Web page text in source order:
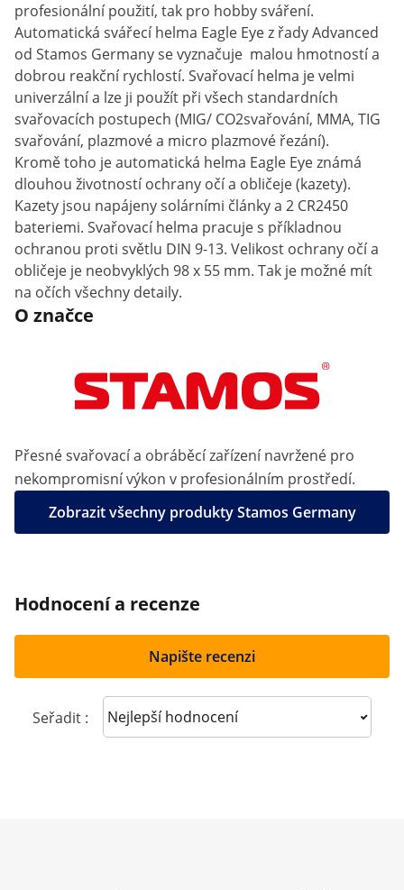
profesionální použití, tak pro hobby sváření.
Automatická svářecí helma Eagle Eye z řady Advanced
od Stamos Germany se vyznačuje malou hmotností a
dobrou reakční rychlostí. Svařovací helma je velmi
univerzální a lze ji použít při všech standardních
svařovacích postupech (MIG/ CO2svařování, MMA, TIG
svařování, plazmové a micro plazmové řezání).
Kromě toho je automatická helma Eagle Eye známá
dlouhou životností ochrany očí a obličeje (kazety).
Kazety jsou napájeny solárními články a 2 CR2450
bateriemi. Svařovací helma pracuje s příkladnou
ochranou proti světlu DIN 9-13. Velikost ochrany očí a
obličeje je neobvyklých 98 x 55 mm. Tak je možné mít
na očích všechny detaily.
O značce
Přesné svařovací a obráběcí zařízení navržené pro
nekompromisní výkon v profesionálním prostředí.
Zobrazit všechny produkty Stamos Germany
Hodnocení a recenze
Napište recenzi
Seřadit : Sort reviews